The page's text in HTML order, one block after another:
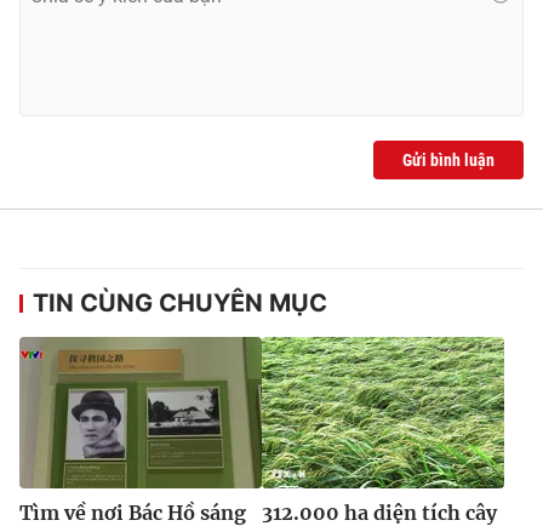
Gửi bình luận
TIN CÙNG CHUYÊN MỤC
Tìm về nơi Bác Hồ sáng
312.000 ha diện tích cây